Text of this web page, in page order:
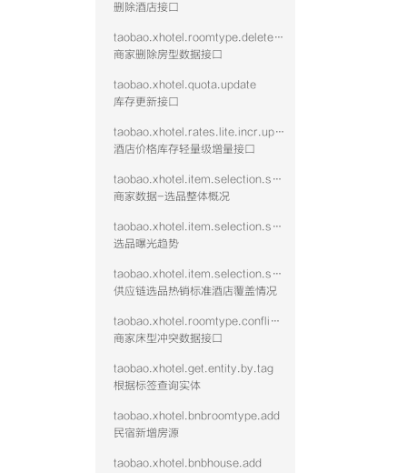
删除酒店接口
taobao.xhotel.roomtype.delete.public
商家删除房型数据接口
taobao.xhotel.quota.update
库存更新接口
taobao.xhotel.rates.lite.incr.update
酒店价格库存轻量级增量接口
taobao.xhotel.item.selection.seller.stat.summary
商家数据-选品整体概况
taobao.xhotel.item.selection.seller.stat.exposure
选品曝光趋势
taobao.xhotel.item.selection.seller.stat.hotshid
供应链选品热销标准酒店覆盖情况
taobao.xhotel.roomtype.conflict.data
商家床型冲突数据接口
taobao.xhotel.get.entity.by.tag
根据标签查询实体
taobao.xhotel.bnbroomtype.add
民宿新增房源
taobao.xhotel.bnbhouse.add